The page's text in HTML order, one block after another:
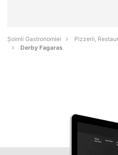
Șoimii Gastronomiei
Pizzerii,
Derby Fagaras